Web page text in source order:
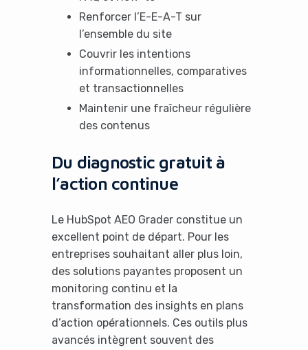
Renforcer l’E-E-A-T sur
l’ensemble du site
Couvrir les intentions
informationnelles, comparatives
et transactionnelles
Maintenir une fraîcheur régulière
des contenus
Du diagnostic gratuit à
l’action continue
Le HubSpot AEO Grader constitue un
excellent point de départ. Pour les
entreprises souhaitant aller plus loin,
des solutions payantes proposent un
monitoring continu et la
transformation des insights en plans
d’action opérationnels. Ces outils plus
avancés intègrent souvent des
No Thanks